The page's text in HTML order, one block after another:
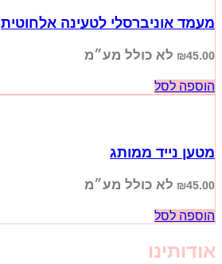
מעמד אוניברסלי לטעינה אלחוטית
₪45.00 לא כולל מע״מ
הוספה לסל
מטען נייד ממותג
₪45.00 לא כולל מע״מ
הוספה לסל
אודותינו